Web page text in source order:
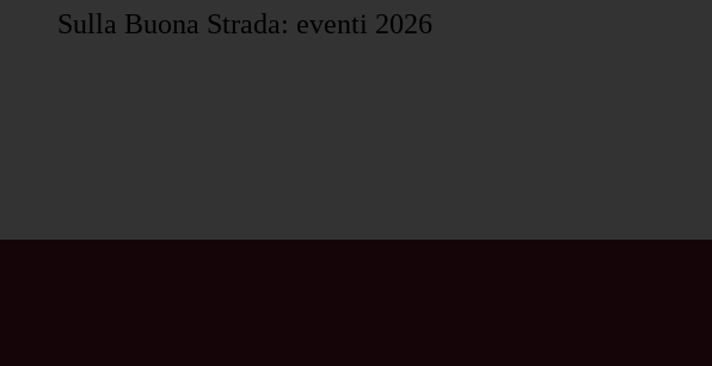
Sulla Buona Strada: eventi 2026